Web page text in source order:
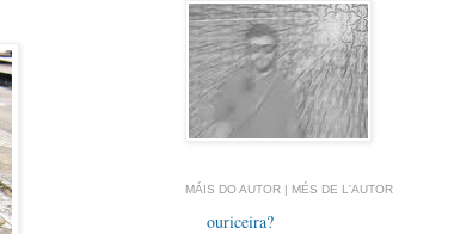
MÁIS DO AUTOR | MÉS DE L'AUTOR
ouriceira?